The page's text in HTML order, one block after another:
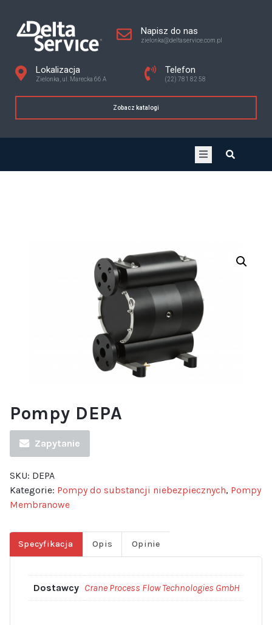
Napisz do nas
zielonka@deltaservice.com.pl
Lokalizacja
Zielonka, ul. Marecka 66 A
Telefon
(22) 781 82 58
Zobacz katalogi
Pompy DEPA
Zapytanie
SKU: DEPA
Kategorie: Pompy do substancji niebezpiecznych, Pompy
Membranowe
Specyfikacja Opis Opinie
Dostawcy Crane Process Flow Technologies GmbH